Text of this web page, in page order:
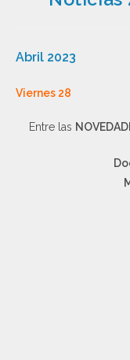
Abril 2023
Viernes 28
Entre las